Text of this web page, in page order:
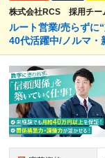
株式会社RCS 採用チー
ルート営業/売らずに
40代活躍中/ノルマ・